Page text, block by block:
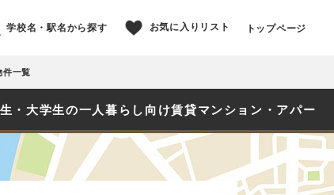
学校名・駅名から探す お気に入りリスト トップページ
件一覧
大学生の一人暮らし向け賃貸マンション・アパート